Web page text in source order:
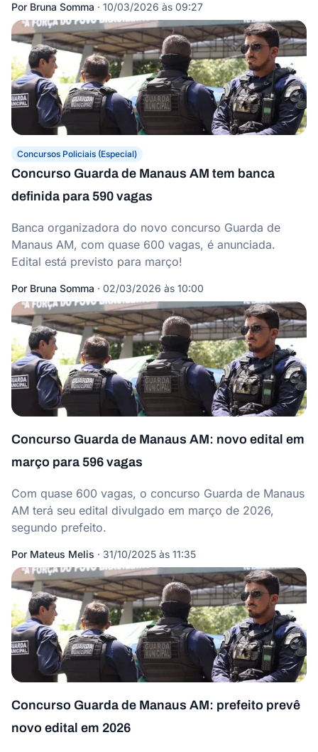
Por Bruna Somma · 10/03/2026 às 09:27
Concursos Policiais (Especial)
Concurso Guarda de Manaus AM tem banca
definida para 590 vagas
Banca organizadora do novo concurso Guarda de
Manaus AM, com quase 600 vagas, é anunciada.
Edital está previsto para março!
Por Bruna Somma · 02/03/2026 às 10:00
Concurso Guarda de Manaus AM: novo edital em
março para 596 vagas
Com quase 600 vagas, o concurso Guarda de Manaus
AM terá seu edital divulgado em março de 2026,
segundo prefeito.
Por Mateus Melis · 31/10/2025 às 11:35
Concurso Guarda de Manaus AM: prefeito prevê
novo edital em 2026